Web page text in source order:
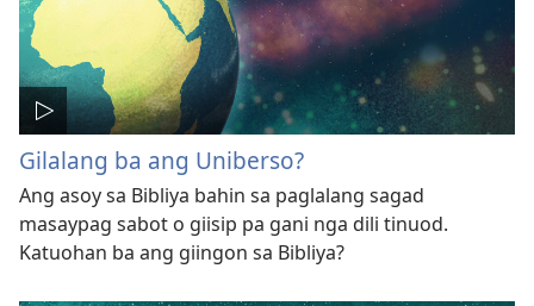
Gilalang ba ang Uniberso?
Ang asoy sa Bibliya bahin sa paglalang sagad
masaypag sabot o giisip pa gani nga dili tinuod.
Katuohan ba ang giingon sa Bibliya?